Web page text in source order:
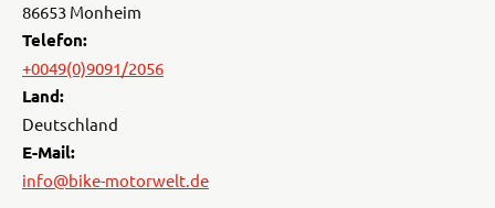
86653 Monheim
Telefon:
+0049(0)9091/2056
Land:
Deutschland
E-Mail:
info@bike-motorwelt.de